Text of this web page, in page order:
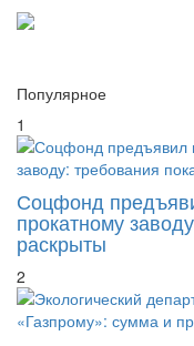
Популярное
1
Соцфонд
прокатному
раскрыты
2